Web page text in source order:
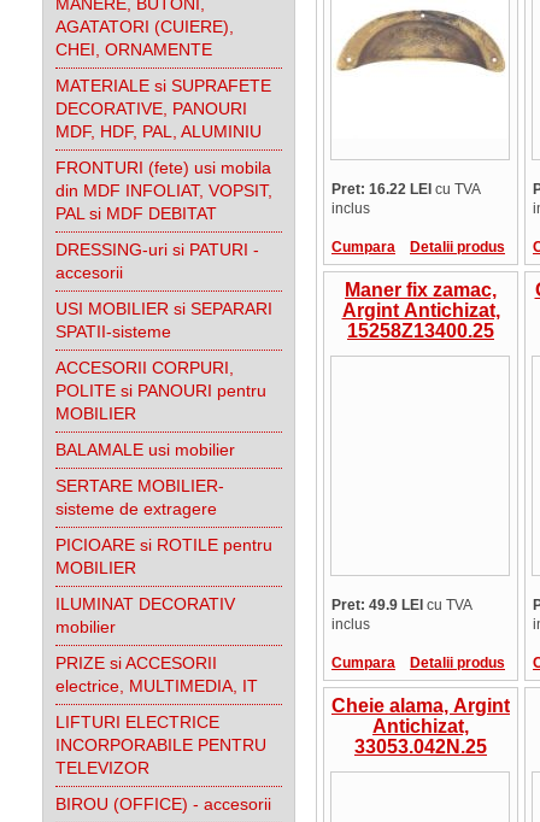
AGATATORI (CUIERE),
CHEI, ORNAMENTE
MATERIALE si SUPRAFETE
DECORATIVE, PANOURI
MDF, HDF, PAL, ALUMINIU
FRONTURI (fete) usi mobila
din MDF INFOLIAT, VOPSIT,
PAL si MDF DEBITAT
DRESSING-uri si PATURI -
accesorii
USI MOBILIER si SEPARARI
SPATII-sisteme
ACCESORII CORPURI,
POLITE si PANOURI pentru
MOBILIER
BALAMALE usi mobilier
SERTARE MOBILIER-
sisteme de extragere
PICIOARE si ROTILE pentru
MOBILIER
ILUMINAT DECORATIV
mobilier
PRIZE si ACCESORII
electrice, MULTIMEDIA, IT
LIFTURI ELECTRICE
INCORPORABILE PENTRU
TELEVIZOR
BIROU (OFFICE) - accesorii
Pret: 16.22 LEI cu TVA
inclus
Cumpara Detalii produs
Maner fix zamac,
Argint Antichizat,
15258Z13400.25
Pret: 49.9 LEI cu TVA
inclus
Cumpara Detalii produs
Cheie alama, Argint
Antichizat,
33053.042N.25